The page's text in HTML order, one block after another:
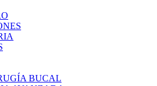
BUCAL